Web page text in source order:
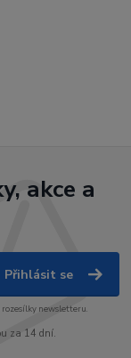
akce a
Přihlásit se
newsletteru.
za 14 dní.